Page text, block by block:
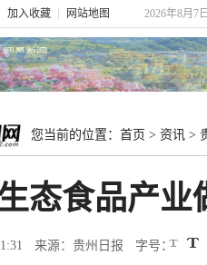
加入收藏 网站地图 2026年8月7
您当前的位置： 首页 > 资讯 >
态食品产业
来源：贵州日报 字号：